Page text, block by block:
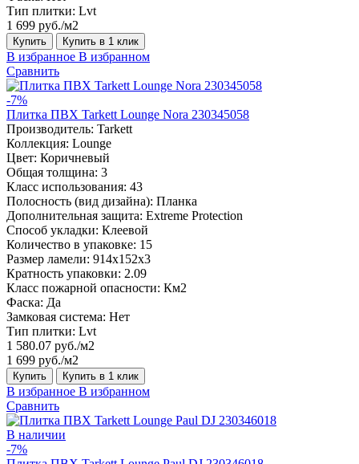
Тип плитки: Lvt
1 699 руб./м2
Купить Купить в 1 клик
В избранное В избранном
Сравнить
-7%
Плитка ПВХ Tarkett Lounge Nora 230345058
Производитель: Tarkett
Коллекция: Lounge
Цвет: Коричневый
Общая толщина: 3
Класс использования: 43
Полосность (вид дизайна): Планка
Дополнительная защита: Extreme Protection
Способ укладки: Клеевой
Количество в упаковке: 15
Размер ламели: 914x152x3
Кратность упаковки: 2.09
Класс пожарной опасности: Км2
Фаска: Да
Замковая система: Нет
Тип плитки: Lvt
1 580.07 руб./м2
1 699 руб./м2
Купить Купить в 1 клик
В избранное В избранном
Сравнить
В наличии
-7%